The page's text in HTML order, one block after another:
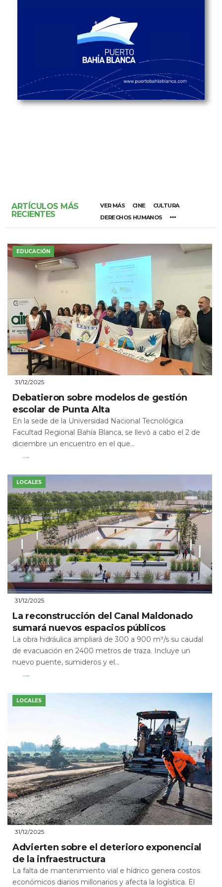
ARTÍCULOS MÁS
RECIENTES
VER MÁS CINE
CULTURA
DERECHOS HUMANOS
EDUCACIÓN
31/12/2025
Debatieron sobre modelos de gestión
escolar de Punta Alta
En la sede de la Universidad Nacional Tecnológica
Facultad Regional Bahía Blanca, se llevó a cabo el 2 de
diciembre un encuentro en el que...
Leer Más
LOCALES
31/12/2025
La reconstrucción del Canal Maldonado
sumará nuevos espacios públicos
La obra hidráulica ampliará de 300 a 900 m³/s su caudal
de evacuación en 2400 metros de traza. Incluye un
nuevo puente, sumideros y el...
Leer Más
LOCALES
31/12/2025
Advierten sobre el deterioro exponencial
de la infraestructura
La falta de mantenimiento vial e hídrico genera costos
económicos diarios millonarios y afecta la logística. El